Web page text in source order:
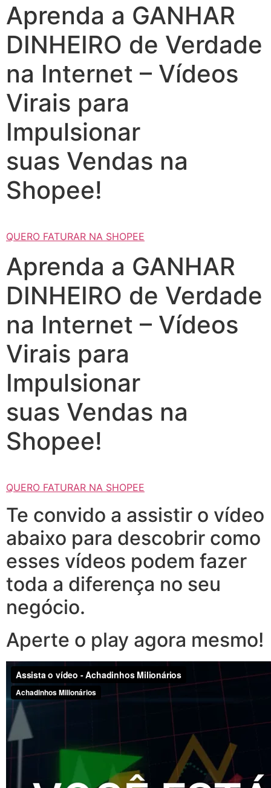
Aprenda a GANHAR
DINHEIRO de Verdade
na Internet – Vídeos
Virais para
Impulsionar
suas Vendas na
Shopee!
QUERO FATURAR NA SHOPEE
Aprenda a GANHAR
DINHEIRO de Verdade
na Internet – Vídeos
Virais para
Impulsionar
suas Vendas na
Shopee!
QUERO FATURAR NA SHOPEE
Te convido a assistir o vídeo
abaixo para descobrir como
esses vídeos podem fazer
toda a diferença no seu
negócio.
Aperte o play agora mesmo!